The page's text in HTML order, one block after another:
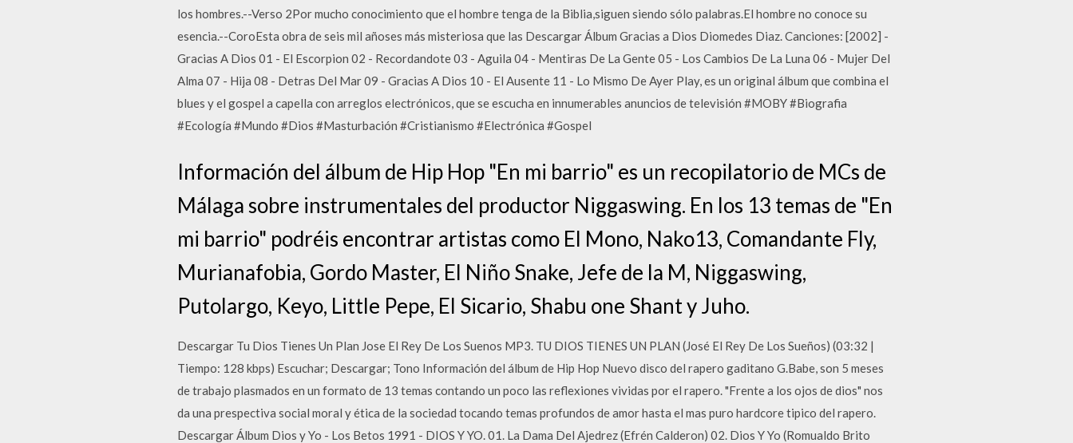
los hombres.--Verso 2Por mucho conocimiento que el hombre tenga de la Biblia,siguen siendo sólo palabras.El hombre no conoce su
esencia.--CoroEsta obra de seis mil añoses más misteriosa que las Descargar Álbum Gracias a Dios Diomedes Diaz. Canciones: [2002] -
Gracias A Dios 01 - El Escorpion 02 - Recordandote 03 - Aguila 04 - Mentiras De La Gente 05 - Los Cambios De La Luna 06 - Mujer Del
Alma 07 - Hija 08 - Detras Del Mar 09 - Gracias A Dios 10 - El Ausente 11 - Lo Mismo De Ayer Play, es un original álbum que combina el
blues y el gospel a capella con arreglos electrónicos, que se escucha en innumerables anuncios de televisión #MOBY #Biografia
#Ecología #Mundo #Dios #Masturbación #Cristianismo #Electrónica #Gospel
Información del álbum de Hip Hop "En mi barrio" es un recopilatorio de MCs de
Málaga sobre instrumentales del productor Niggaswing. En los 13 temas de "En
mi barrio" podréis encontrar artistas como El Mono, Nako13, Comandante Fly,
Murianafobia, Gordo Master, El Niño Snake, Jefe de la M, Niggaswing,
Putolargo, Keyo, Little Pepe, El Sicario, Shabu one Shant y Juho.
Descargar Tu Dios Tienes Un Plan Jose El Rey De Los Suenos MP3. TU DIOS TIENES UN PLAN (José El Rey De Los Sueños) (03:32 |
Tiempo: 128 kbps) Escuchar; Descargar; Tono Información del álbum de Hip Hop Nuevo disco del rapero gaditano G.Babe, son 5 meses
de trabajo plasmados en un formato de 13 temas contando un poco las reflexiones vividas por el rapero. "Frente a los ojos de dios" nos
da una prespectiva social moral y ética de la sociedad tocando temas profundos de amor hasta el mas puro hardcore tipico del rapero.
Descargar Álbum Dios y Yo - Los Betos 1991 - DIOS Y YO. 01. La Dama Del Ajedrez (Efrén Calderon) 02. Dios Y Yo (Romualdo Brito